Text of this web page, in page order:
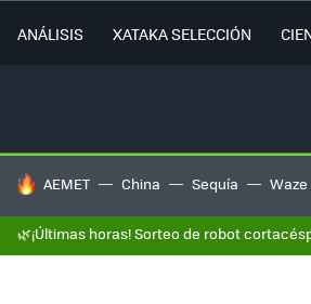
ANÁLISIS XATAKA SELECCIÓN
HOY SE HABLA DE
AEMET China Sequía Waze
🌿¡Últimas horas! Sorteo de robot